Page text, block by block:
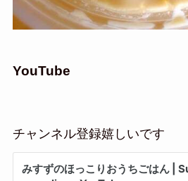
YouTube
チャンネル登録嬉しいです